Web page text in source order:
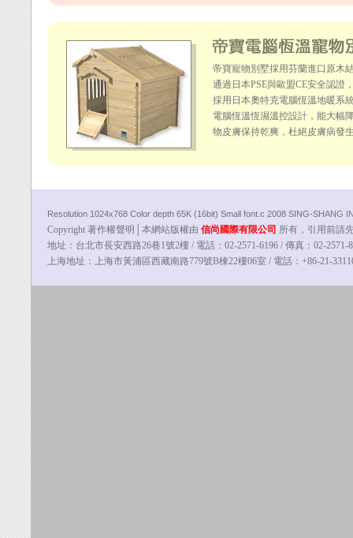
帝寶寵物別墅採用芬蘭進口原木
通過日本PSE與歐盟CE安全認證
採用日本奧特克電腦恆溫地暖系
電腦恆溫恆濕溫控設計，能大幅
物皮膚保持乾爽，杜絕皮膚病發
Resolution 1024x768 Color depth 65K (16bit) Small font.c 2008 SING-SHANG
Copyright 著作權聲明│本網站版權由 信尚國際有限公司 所有，引用前請
地址：台北市長安西路26巷1號2樓 / 電話：02-2571-6196 / 傳真：02-2571-
上海地址：上海市黃浦區西藏南路779號B棟22樓06室 / 電話： +86-21-